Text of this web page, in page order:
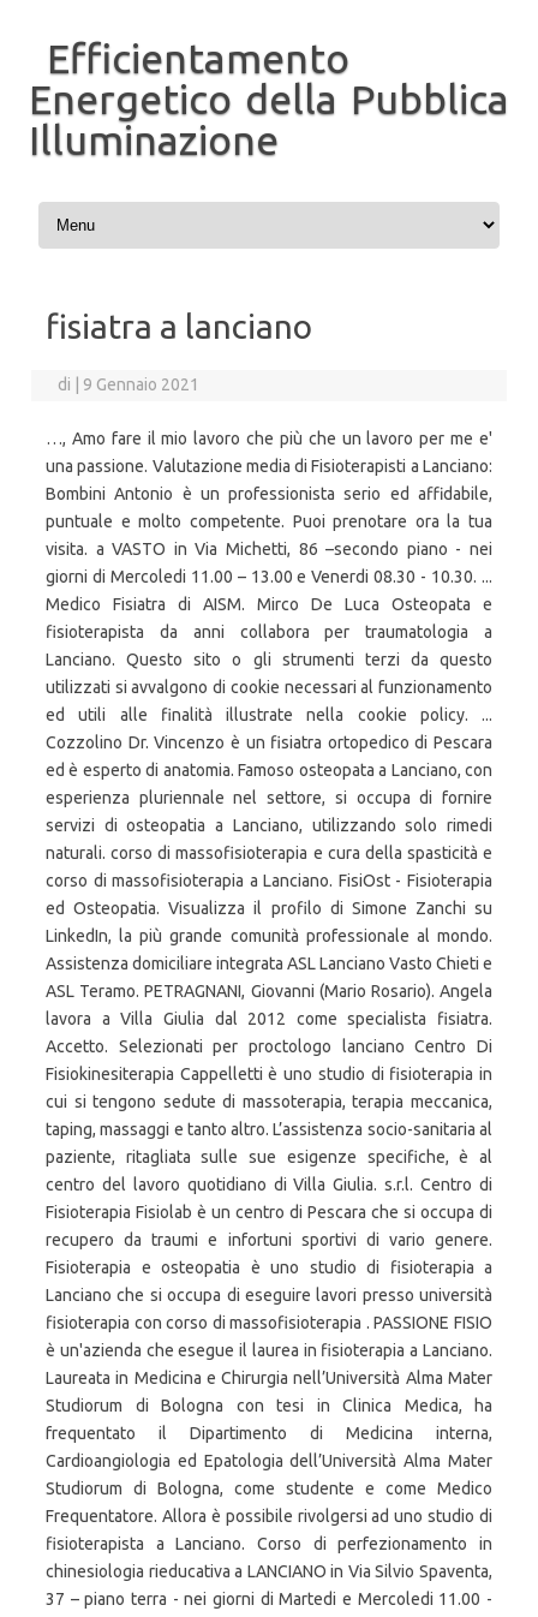
Efficientamento
Energetico della Pubblica
Illuminazione
Vai al contenuto
fisiatra a lanciano
di 9 Gennaio 2021
…, Amo fare il mio lavoro che più che un lavoro per me e'
una passione. Valutazione media di Fisioterapisti a Lanciano:
Bombini Antonio è un professionista serio ed affidabile,
puntuale e molto competente. Puoi prenotare ora la tua
visita. a VASTO in Via Michetti, 86 –secondo piano - nei
giorni di Mercoledi 11.00 – 13.00 e Venerdi 08.30 - 10.30. ...
Medico Fisiatra di AISM. Mirco De Luca Osteopata e
fisioterapista da anni collabora per traumatologia a
Lanciano. Questo sito o gli strumenti terzi da questo
utilizzati si avvalgono di cookie necessari al funzionamento
ed utili alle finalità illustrate nella cookie policy. ...
Cozzolino Dr. Vincenzo è un fisiatra ortopedico di Pescara
ed è esperto di anatomia. Famoso osteopata a Lanciano, con
esperienza pluriennale nel settore, si occupa di fornire
servizi di osteopatia a Lanciano, utilizzando solo rimedi
naturali. corso di massofisioterapia e cura della spasticità e
corso di massofisioterapia a Lanciano. FisiOst - Fisioterapia
ed Osteopatia. Visualizza il profilo di Simone Zanchi su
LinkedIn, la più grande comunità professionale al mondo.
Assistenza domiciliare integrata ASL Lanciano Vasto Chieti e
ASL Teramo. PETRAGNANI, Giovanni (Mario Rosario). Angela
lavora a Villa Giulia dal 2012 come specialista fisiatra.
Accetto. Selezionati per proctologo lanciano Centro Di
Fisiokinesiterapia Cappelletti è uno studio di fisioterapia in
cui si tengono sedute di massoterapia, terapia meccanica,
taping, massaggi e tanto altro. L’assistenza socio-sanitaria al
paziente, ritagliata sulle sue esigenze specifiche, è al
centro del lavoro quotidiano di Villa Giulia. s.r.l. Centro di
Fisioterapia Fisiolab è un centro di Pescara che si occupa di
recupero da traumi e infortuni sportivi di vario genere.
Fisioterapia e osteopatia è uno studio di fisioterapia a
Lanciano che si occupa di eseguire lavori presso università
fisioterapia con corso di massofisioterapia . PASSIONE FISIO
è un'azienda che esegue il laurea in fisioterapia a Lanciano.
Laureata in Medicina e Chirurgia nell’Università Alma Mater
Studiorum di Bologna con tesi in Clinica Medica, ha
frequentato il Dipartimento di Medicina interna,
Cardioangiologia ed Epatologia dell’Università Alma Mater
Studiorum di Bologna, come studente e come Medico
Frequentatore. Allora è possibile rivolgersi ad uno studio di
fisioterapista a Lanciano. Corso di perfezionamento in
chinesiologia rieducativa a LANCIANO in Via Silvio Spaventa,
37 – piano terra - nei giorni di Martedi e Mercoledi 11.00 -